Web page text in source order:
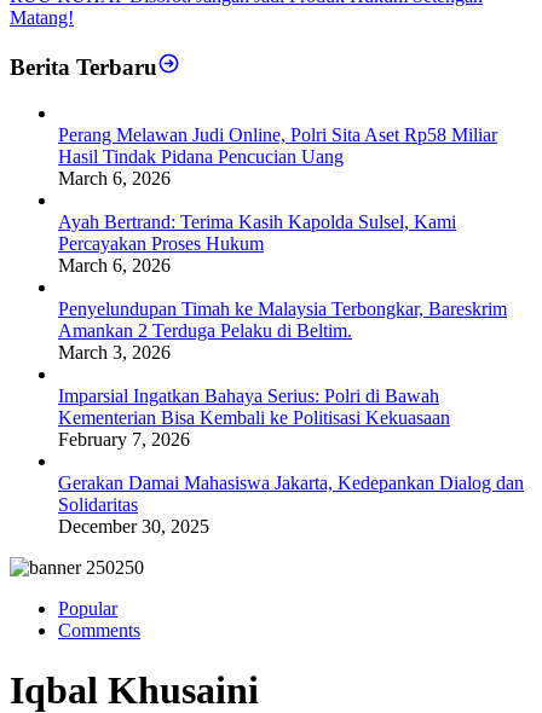
Matang!
Berita Terbaru
Perang Melawan Judi Online, Polri Sita Aset Rp58 Miliar
Hasil Tindak Pidana Pencucian Uang
March 6, 2026
Ayah Bertrand: Terima Kasih Kapolda Sulsel, Kami
Percayakan Proses Hukum
March 6, 2026
Penyelundupan Timah ke Malaysia Terbongkar, Bareskrim
Amankan 2 Terduga Pelaku di Beltim.
March 3, 2026
Imparsial Ingatkan Bahaya Serius: Polri di Bawah
Kementerian Bisa Kembali ke Politisasi Kekuasaan
February 7, 2026
Gerakan Damai Mahasiswa Jakarta, Kedepankan Dialog dan
Solidaritas
December 30, 2025
Popular
Comments
Iqbal Khusaini